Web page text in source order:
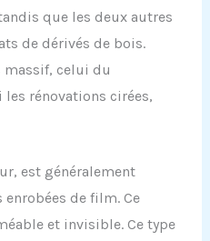
que les deux autres
de dérivés de bois.
massif, celui du
rénovations cirées,
est généralement
de film. Ce
et invisible. Ce type